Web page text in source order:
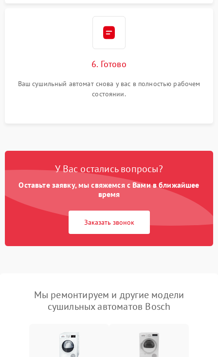
6. Готово
Ваш сушильный автомат снова у вас в полностью рабочем
состоянии.
У Вас остались вопросы?
Оставьте заявку, мы свяжемся с Вами в ближайшее
время
Заказать звонок
Мы ремонтируем и другие модели
сушильных автоматов Bosch